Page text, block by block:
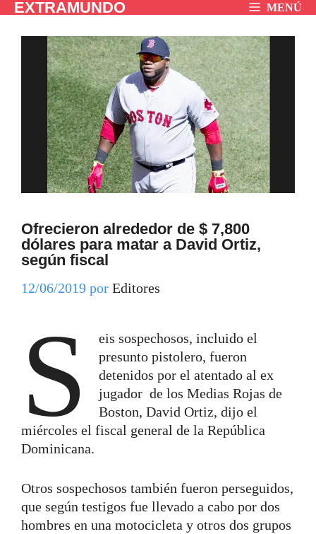
Saltar
contenido
EXTRAMUNDO MENÚ
Ofrecieron alrededor de $ 7,800
dólares para matar a David Ortiz,
según fiscal
12/06/2019 por Editores
S
eis sospechosos, incluido el
presunto pistolero, fueron
detenidos por el atentado al ex
jugador de los Medias Rojas de
Boston, David Ortiz, dijo el
miércoles el fiscal general de la República
Dominicana.
Otros sospechosos también fueron perseguidos,
que según testigos fue llevado a cabo por dos
hombres en una motocicleta y otros dos grupos